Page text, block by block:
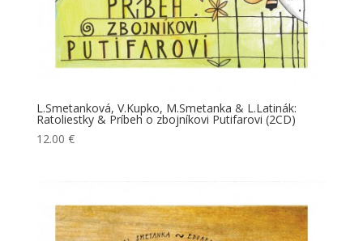
L.Smetanková, V.Kupko, M.Smetanka & L.Latinák:
Ratoliestky & Príbeh o zbojníkovi Putifarovi (2CD)
12.00 €